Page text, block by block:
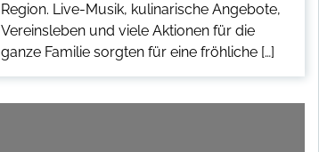
Region. Live-Musik, kulinarische Angebote,
Vereinsleben und viele Aktionen für die
ganze Familie sorgten für eine fröhliche […]